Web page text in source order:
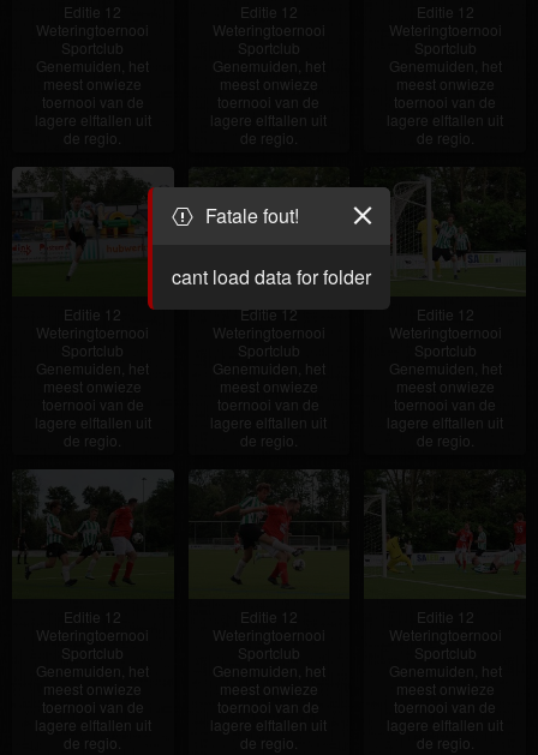
Editie 12
Weteringtoernooi
Sportclub
Genemuiden, het
meest onwieze
toernooi van de
lagere elftallen uit
de regio.
Editie 12
Weteringtoernooi
Sportclub
Genemuiden, het
meest onwieze
toernooi van de
lagere elftallen uit
de regio.
Editie 12
Weteringtoernooi
Sportclub
Genemuiden, het
meest onwieze
toernooi van de
lagere elftallen uit
de regio.
Editie 12
Weteringtoernooi
Sportclub
Genemuiden, het
meest onwieze
toernooi van de
lagere elftallen uit
de regio.
Editie 12
Weteringtoernooi
Sportclub
Genemuiden, het
meest onwieze
toernooi van de
lagere elftallen uit
de regio.
Editie 12
Weteringtoernooi
Sportclub
Genemuiden, het
meest onwieze
toernooi van de
lagere elftallen uit
de regio.
Editie 12
Weteringtoernooi
Sportclub
Genemuiden, het
meest onwieze
toernooi van de
lagere elftallen uit
de regio.
Editie 12
Weteringtoernooi
Sportclub
Genemuiden, het
meest onwieze
toernooi van de
lagere elftallen uit
de regio.
Editie 12
Weteringtoernooi
Sportclub
Genemuiden, het
meest onwieze
toernooi van de
lagere elftallen uit
de regio.
Fatale fout!
cant load data for folder